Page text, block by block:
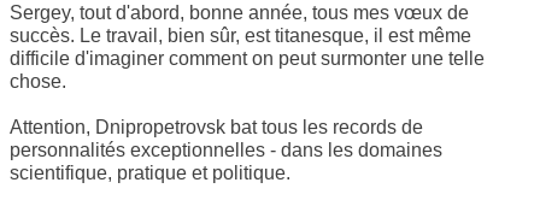
Sergey, tout d'abord, bonne année, tous mes vœux de
succès. Le travail, bien sûr, est titanesque, il est même
difficile d'imaginer comment on peut surmonter une telle
chose.
Attention, Dnipropetrovsk bat tous les records de
personnalités exceptionnelles - dans les domaines
scientifique, pratique et politique.